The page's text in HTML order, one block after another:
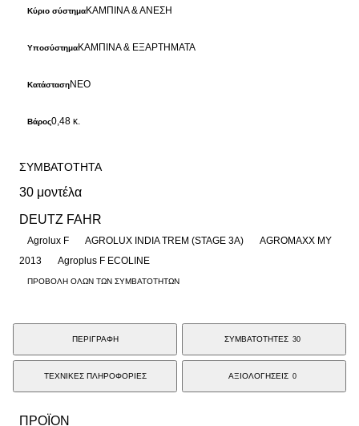
Κύριο σύστημαΚΑΜΠΙΝΑ & ΑΝΕΣΗ
ΥποσύστημαΚΑΜΠΙΝΑ & ΕΞΑΡΤΗΜΑΤΑ
ΚατάστασηΝΕΟ
Βάρος0,48 κ.
ΣΥΜΒΑΤΟΤΗΤΑ
30 μοντέλα
DEUTZ FAHR
Agrolux F AGROLUX INDIA TREM (STAGE 3A)
AGROMAXX MY
2013
Agroplus F ECOLINE
ΠΡΟΒΟΛΗ ΟΛΩΝ ΤΩΝ ΣΥΜΒΑΤΟΤΗΤΩΝ
ΠΕΡΙΓΡΑΦΗ ΣΥΜΒΑΤΟΤΗΤΕΣ 30
ΤΕΧΝΙΚΕΣ ΠΛΗΡΟΦΟΡΙΕΣ ΑΞΙΟΛΟΓΗΣΕΙΣ 0
ΠΡΟΪΟΝ